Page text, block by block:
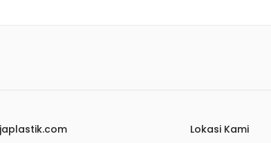
Lokasi Kami